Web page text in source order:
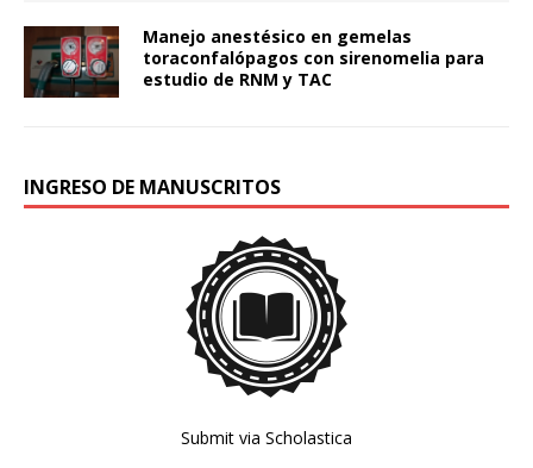
Manejo anestésico en gemelas
toraconfalópagos con sirenomelia para
estudio de RNM y TAC
INGRESO DE MANUSCRITOS
Submit via Scholastica